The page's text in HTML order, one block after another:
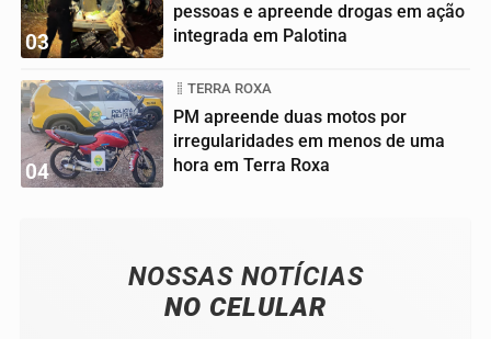
03
pessoas e apreende drogas em ação
integrada em Palotina
04
TERRA ROXA
PM apreende duas motos por
irregularidades em menos de uma
hora em Terra Roxa
NOSSAS NOTÍCIAS
NO CELULAR